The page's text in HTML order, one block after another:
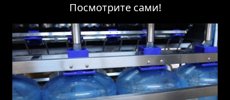
Посмотрите сами!